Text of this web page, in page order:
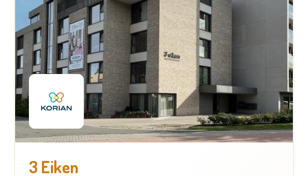
3 Eiken